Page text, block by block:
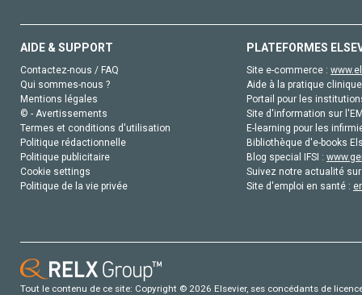
AIDE & SUPPORT
Contactez-nous / FAQ
Qui sommes-nous ?
Mentions légales
© - Avertissements
Termes et conditions d'utilisation
Politique rédactionnelle
Politique publicitaire
Cookie settings
Politique de la vie privée
PLATEFORMES
Site e-commerce :
Aide à la pratique
Portail pour les
Site d'information sur
E-learning pour les
Bibliothèque d'e-books
Blog special IFSI :
Suivez notre actualité
Site d'emploi en santé :
Tout le contenu de ce site: Copyright © 2026 Elsevier, ses concédants de